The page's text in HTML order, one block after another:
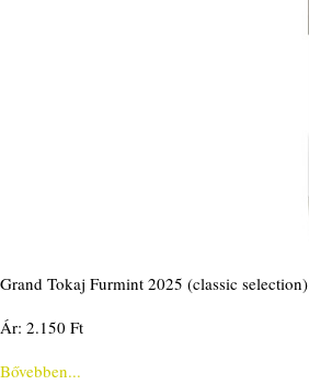
Grand Tokaj Furmint 2025 (classic selection)
Ár: 2.150 Ft
Bővebben...